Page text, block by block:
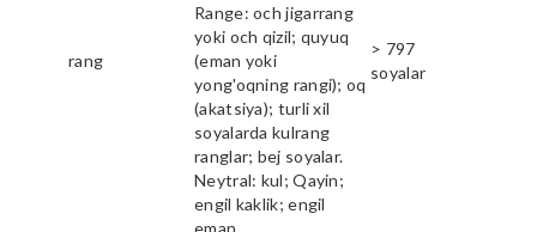
rang
Range: och jigarrang
yoki och qizil; quyuq
(eman yoki
yong'oqning rangi); oq
(akatsiya); turli xil
soyalarda kulrang
ranglar; bej soyalar.
Neytral: kul; Qayin;
engil kaklik; engil
eman.
> 797
soyalar